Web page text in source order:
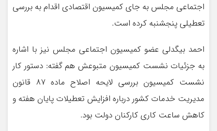
اجتماعی مجلس به جای کمیسیون اقتصادی اقدام به بررسی
تعطیلی پنجشنبه کرده است.
احمد بیگدلی عضو کمیسیون اجتماعی مجلس نیز با اشاره
به جزئیات نشست کمیسیون متبوعش هم گفته: دستور کار
نشست کمیسیون بررسی لایحه اصلاح ماده ۸۷ قانون
مدیریت خدمات کشور درباره افزایش تعطیلات پایان هفته و
کاهش ساعت کاری کارکنان دولت بود.